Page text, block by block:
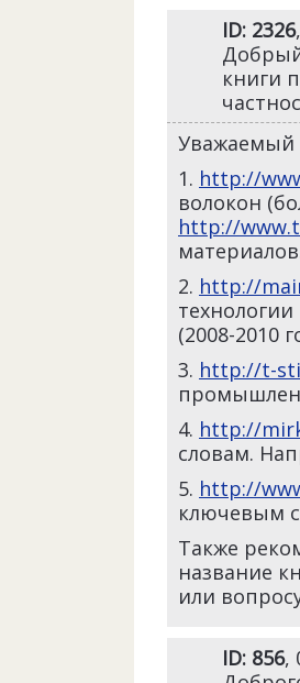
ID: 2326
книги
Уважаемый
1. http://
волокон
http://
2. http://
(2008-2010
3. http://t-
4. http://
словам.
5. http://
ключевым
Также
название
или
ID: 856,